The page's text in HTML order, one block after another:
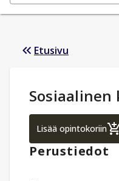
Etusivu
Lisää opintokoriin
Perustiedot